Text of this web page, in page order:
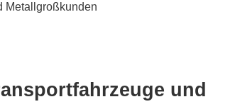
Metallgroßkunden
und